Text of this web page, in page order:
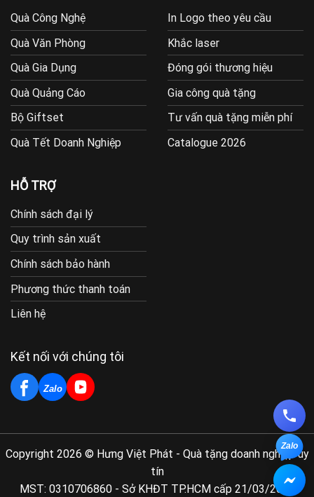
Quà Công Nghệ
Quà Văn Phòng
Quà Gia Dụng
Quà Quảng Cáo
Bộ Giftset
Quà Tết Doanh Nghiệp
In Logo theo yêu cầu
Khắc laser
Đóng gói thương hiệu
Gia công quà tặng
Tư vấn quà tặng miễn phí
Catalogue 2026
HỖ TRỢ
Chính sách đại lý
Quy trình sản xuất
Chính sách bảo hành
Phương thức thanh toán
Liên hệ
Kết nối với chúng tôi
Zalo
Copyright 2026 © Hưng Việt Phát - Quà tặng doanh nghiệp uy
tín
MST: 0310706860 - Sở KHĐT TP.HCM cấp 21/03/2011
Zalo